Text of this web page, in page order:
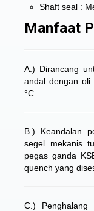
Shaft seal :
Manfaat
A.) Dirancang
andal dengan
°C
B.) Keandalan
segel mekanis
pegas ganda
quench yang
C.) Penghalang